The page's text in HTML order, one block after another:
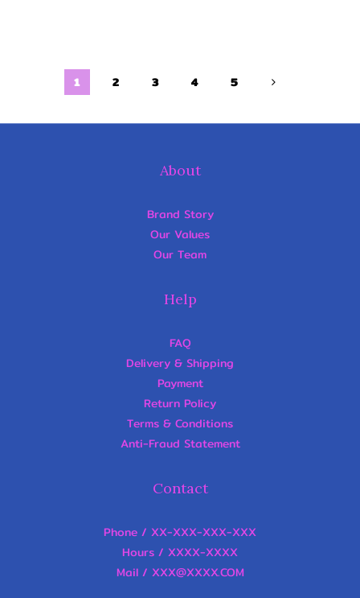
1 2 3 4 5
About
Brand Story
Our Values
Our Team
Help
FAQ
Delivery & Shipping
Payment
Return Policy
Terms & Conditions
Anti-Fraud Statement
Contact
Phone / XX-XXX-XXX-XXX
Hours / XXXX-XXXX
Mail / XXX@XXXX.COM